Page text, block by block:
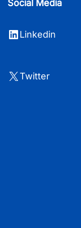
Social Media
LinkedIn Linkedin
X Twitter